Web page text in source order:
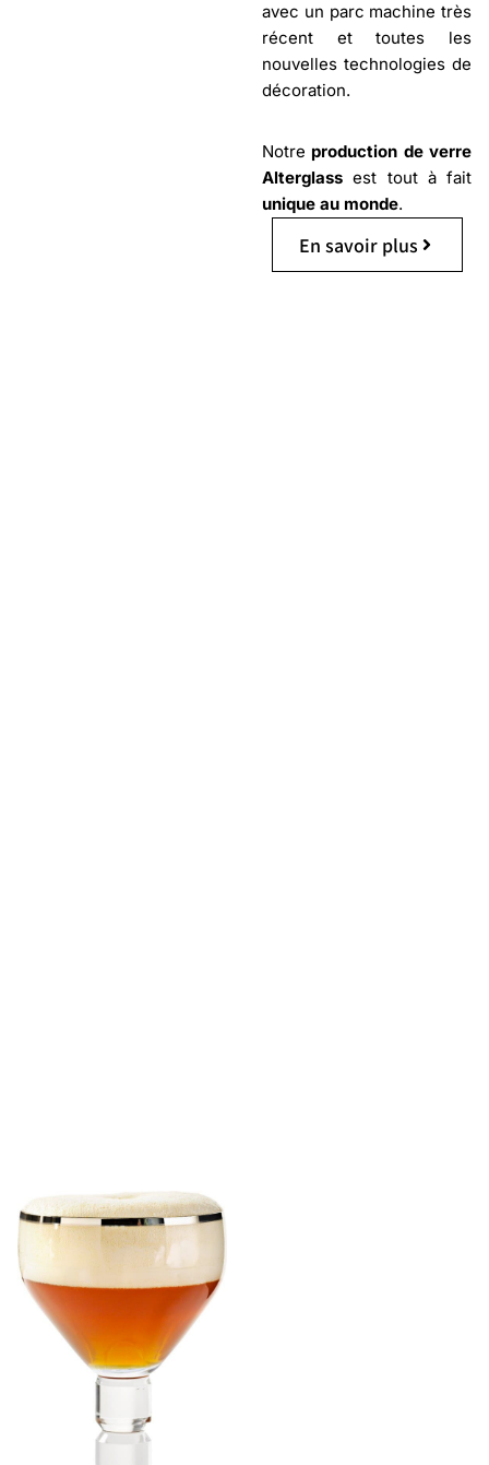
avec un parc machine très
récent et toutes les
nouvelles technologies de
décoration.
Notre production de verre
Alterglass est tout à fait
unique au monde.
En savoir plus